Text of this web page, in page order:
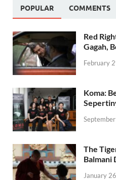
POPULAR COMMENTS
Red
Gagah,
February
Koma:
The
Balmani
January